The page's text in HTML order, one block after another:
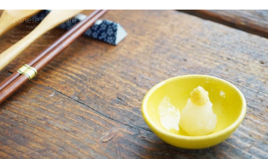
2025/2/4
≪テレビで紹介されました≫ 2021年9月5日 中京テレビ キャッ
チ！『金額当て中継 コレいくらでSHOW！』生放送のコーナー
で 白いごはん器のお店 らいすぼーる 小牧店が出演しました。
2024/12/4
オフィシャルショップがリニューアルしました！お客様により快
適にお買い物をお楽しみいただけるよう、表示速度などを改善し
ました。みなさまのご利用をお待ちしております。